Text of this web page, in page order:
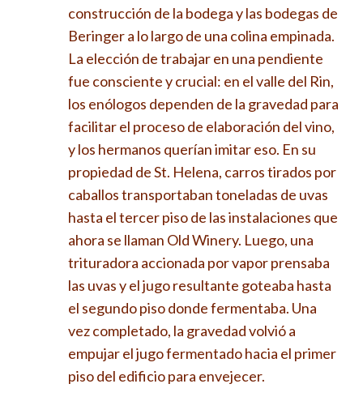
construcción de la bodega y las bodegas de
Beringer a lo largo de una colina empinada.
La elección de trabajar en una pendiente
fue consciente y crucial: en el valle del Rin,
los enólogos dependen de la gravedad para
facilitar el proceso de elaboración del vino,
y los hermanos querían imitar eso. En su
propiedad de St. Helena, carros tirados por
caballos transportaban toneladas de uvas
hasta el tercer piso de las instalaciones que
ahora se llaman Old Winery. Luego, una
trituradora accionada por vapor prensaba
las uvas y el jugo resultante goteaba hasta
el segundo piso donde fermentaba. Una
vez completado, la gravedad volvió a
empujar el jugo fermentado hacia el primer
piso del edificio para envejecer.